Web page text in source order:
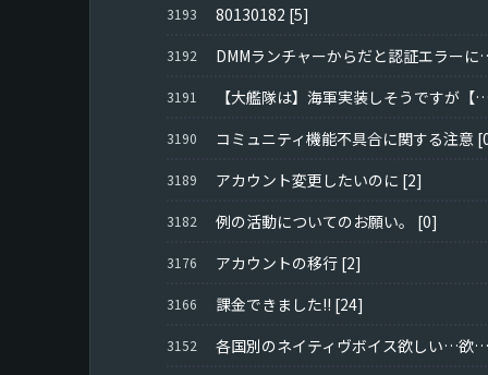
3193 80130182 [5]
3192 DMMランチ
3191 【大艦隊は】海軍実装しそ
3190 コミュニティ機能不具合に関する注意
3189 アカウント変更したいのに [2]
3182 例の活動についてのお願い。 [0]
3176 アカウントの移行 [2]
3166 課金できました!! [24]
3152 各国別のネイティヴボイス欲しい…欲しくない？